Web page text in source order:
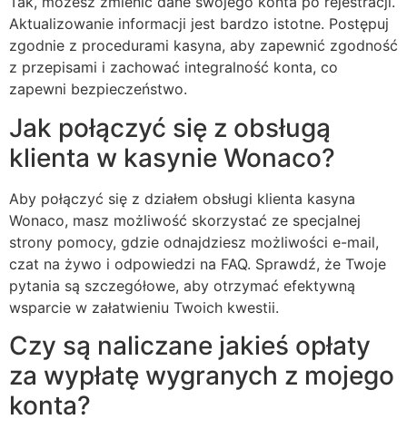
Aktualizowanie informacji jest bardzo istotne. Postępuj
zgodnie z procedurami kasyna, aby zapewnić zgodność
z przepisami i zachować integralność konta, co
zapewni bezpieczeństwo.
Jak połączyć się z obsługą
klienta w kasynie Wonaco?
Aby połączyć się z działem obsługi klienta kasyna
Wonaco, masz możliwość skorzystać ze specjalnej
strony pomocy, gdzie odnajdziesz możliwości e-mail,
czat na żywo i odpowiedzi na FAQ. Sprawdź, że Twoje
pytania są szczegółowe, aby otrzymać efektywną
wsparcie w załatwieniu Twoich kwestii.
Czy są naliczane jakieś opłaty
za wypłatę wygranych z mojego
konta?